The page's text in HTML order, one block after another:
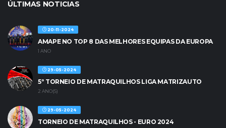
ÚLTIMAS NOTICIAS
20-11-2024
AMAPE NO TOP 8 DAS MELHORES EQUIPAS DA EUROPA
1 ANO
29-05-2024
5º TORNEIO DE MATRAQUILHOS LIGA MATRIZAUTO
2 ANO(S)
29-05-2024
TORNEIO DE MATRAQUILHOS - EURO 2024